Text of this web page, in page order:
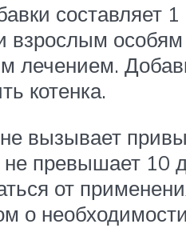
составляет
взрослым
лечением.
котенка.
вызывает
не превышает
от
о